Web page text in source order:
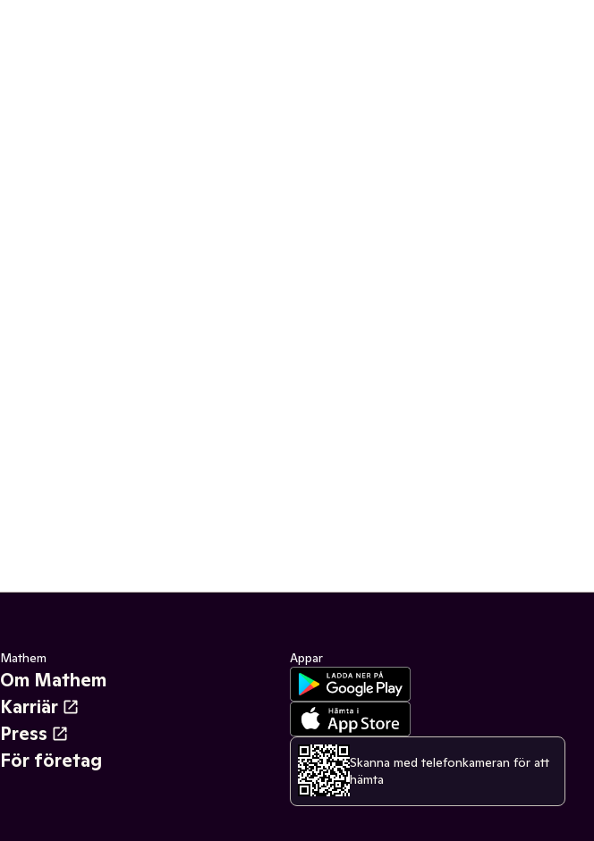
Mathem
Om Mathem
Karriär
Press
För företag
Appar
Skanna med telefonkameran för att
hämta